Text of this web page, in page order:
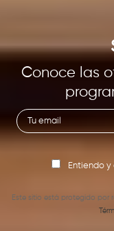
Conoce las
Entiendo
Este sitio está protegido por